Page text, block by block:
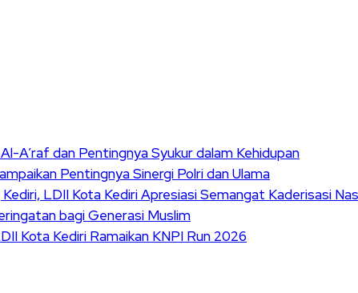
A’raf dan Pentingnya Syukur dalam Kehidupan
Pentingnya Sinergi Polri dan Ulama
LDII Kota Kediri Apresiasi Semangat Kaderisasi
bagi Generasi Muslim
Kota Kediri Ramaikan KNPI Run 2026